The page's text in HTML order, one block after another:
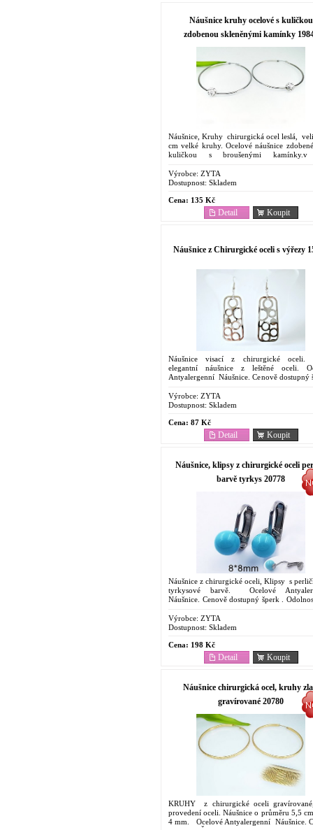
Náušnice kruhy ocelové s kuličkou
zdobenou skleněnými kamínky
Náušnice, Kruhy chirurgická ocel leslá,
cm velké kruhy. Ocelové náušnice
kuličkou s broušenými kamínky.v
Výrobce: ZYTA
Dostupnost: Skladem
Cena: 135 Kč
Koupit
Detail
Náušnice z Chirurgické oceli s výřezy
Náušnice visací z chirurgické oceli.
elegantní náušnice z leštěné oceli.
Antyalergenní Náušnice. Cenově dostupný
korozi....
Výrobce: ZYTA
Dostupnost: Skladem
Cena: 87 Kč
Koupit
Detail
Náušnice, klipsy z chirurgické oceli
barvě tyrkys 20778
Náušnice z chirurgické oceli, Klipsy s
tyrkysové barvě. Ocelové
Náušnice. Cenově dostupný šperk .
Výrobce: ZYTA
Dostupnost: Skladem
Cena: 198 Kč
Koupit
Detail
Náušnice chirurgická ocel, kruhy
gravírované 20780
KRUHY z chirurgické oceli
provedení oceli. Náušnice o průměru 5,5
4 mm. Ocelové Antyalergenní Náušnice.